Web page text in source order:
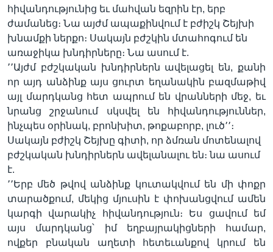
հիվանդությունից եւ մահվան եզրին էր, երբ
ժամանեց։ Նա այժմ ապաքինվում է բժիշկ Շեյխի
խնամքի ներքո։ Սակայն բժշկին մտահոգում են
առաջիկա խնդիրները։ Նա ասում է.
՚՚Այժմ բժշկական խնդիրներն ավելացել են, քանի
որ այդ անձինք այս ցուրտ եղանակին բազմաթիվ
այլ մարդկանց հետ ապրում են վրանների մեջ, եւ
նրանց շրջանում սկսվել են հիվանդություններ,
ինչպես օրինակ, բրոնխիտ, թոքաբորբ, լուծ՚՚։
Սակայն բժիշկ Շեյխը գիտի, որ ձմռան մոտենալով
բժշկական խնդիրներն ավելանալու են։ նա ասում
է.
՚՚Երբ մեծ թվով անձինք կուտակվում են մի փոքր
տարածքում, մեկից մյուսին է փոխանցվում ամեն
կարգի վարակիչ հիվանդություն։ Ես ցավում եմ
այս մարդկանց՝ իմ եղբայրակիցների համար,
ովքեր բնական աղետի հետեւանքով կրում են